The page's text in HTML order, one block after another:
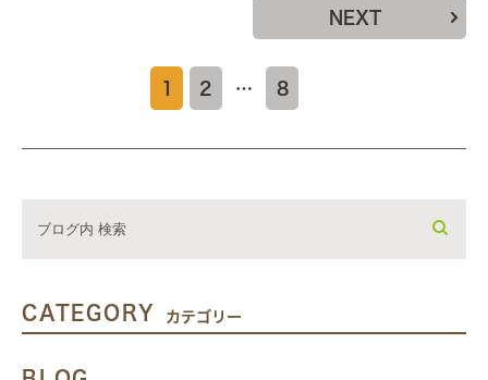
1 2 … 8
NEXT
CATEGORY カテゴリー